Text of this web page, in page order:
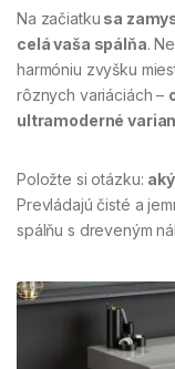
Na začiatku sa
celá vaša spálňa.
harmóniu zvyšku
rôznych variáciách –
ultramoderné
Položte si otázku:
Prevládajú čisté a
spálňu s dreveným